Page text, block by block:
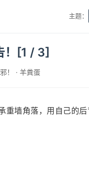
主题：
！[1 / 3]
！ · 羊粪蛋
重墙角落，用自己的